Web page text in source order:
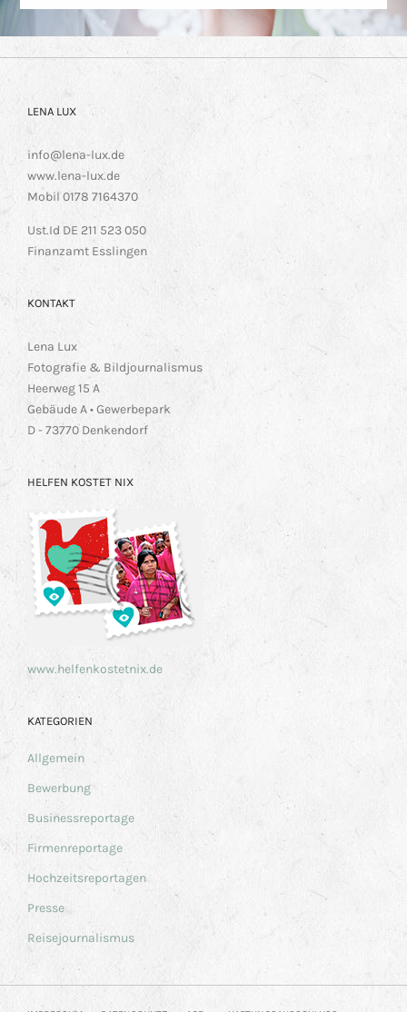
LENA LUX
info@lena-lux.de
www.lena-lux.de
Mobil 0178 7164370
Ust.Id DE 211 523 050
Finanzamt Esslingen
KONTAKT
Lena Lux
Fotografie & Bildjournalismus
Heerweg 15 A
Gebäude A • Gewerbepark
D - 73770 Denkendorf
HELFEN KOSTET NIX
www.helfenkostetnix.de
KATEGORIEN
Allgemein
Bewerbung
Businessreportage
Firmenreportage
Hochzeitsreportagen
Presse
Reisejournalismus